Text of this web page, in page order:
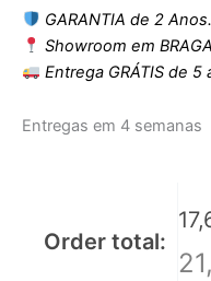
GARANTIA de 2 Anos.
Showroom em
Entrega GRÁTIS de 5
Entregas em 4 semanas
Order total: